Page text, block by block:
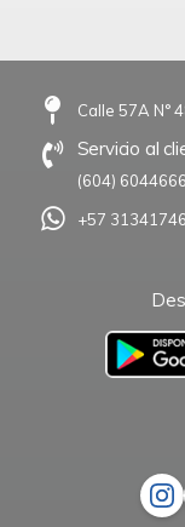
Calle 57A N°
Servicio al
(604) 6044666
+57